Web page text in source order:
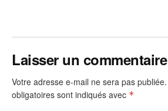
Laisser un commentaire
Votre adresse e-mail ne sera pas publiée.
obligatoires sont indiqués avec *